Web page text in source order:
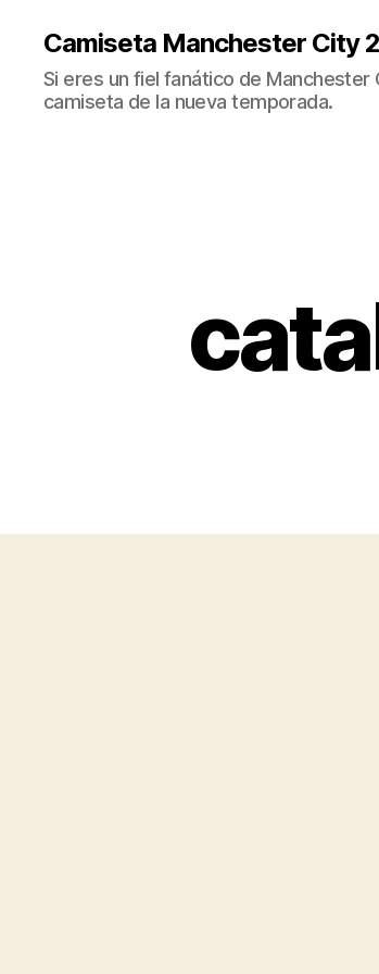
Camiseta Manchester City
Si eres un fiel fanático de
camiseta de la nueva temporada.